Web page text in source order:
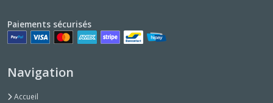
Paiements sécurisés
Navigation
Accueil